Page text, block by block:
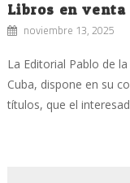
Libros en
noviembre 13, 2025
La Editorial Pablo de
Cuba, dispone en su
títulos, que el